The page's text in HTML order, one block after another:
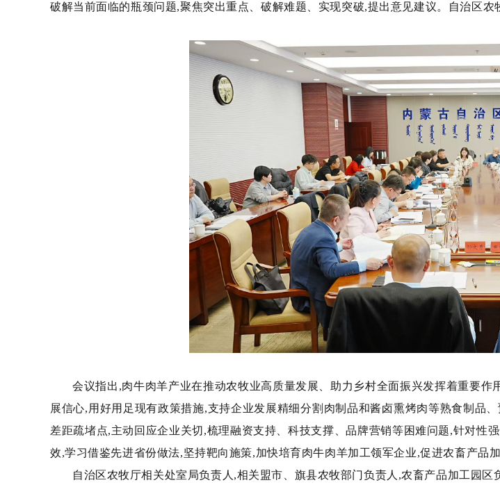
破解当前面临的瓶颈问题,聚焦突出重点、破解难题、实现突破,提出意见建议。
自治区农
会议指出,肉牛肉羊产业在推动农牧业高质量发展、助力乡村全面振兴发挥着重要
展信心,用好用足现有政策措施,支持企业发展精细分割肉制品和酱卤熏烤肉等熟食制品
差距疏堵点,主动回应企业关切,梳理融资支持、科技支撑、品牌营销等困难问题,针对性
效,学习借鉴先进省份做法,坚持靶向施策,加快培育肉牛肉羊加工领军企业,促进农畜产品加
自治区农牧厅相关处室局负责人,相关盟市、旗县农牧部门负责人,农畜产品加工园